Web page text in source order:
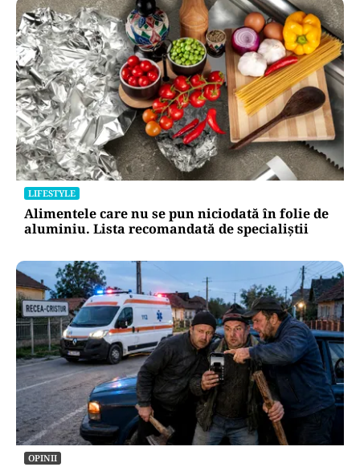
LIFESTYLE
Alimentele care nu se pun niciodată în folie de
aluminiu. Lista recomandată de specialiștii
OPINII